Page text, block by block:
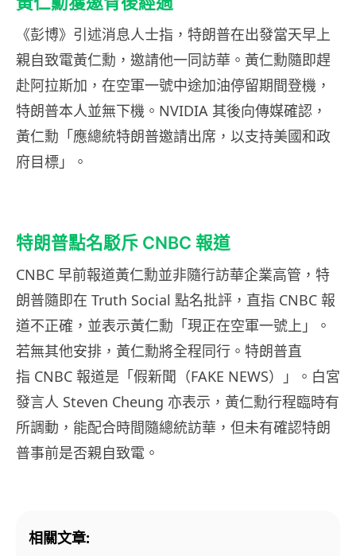
《彭博》引述消息人士指，特朗普在出發當天早上
親自致電黃仁勳，邀請他一同訪華。黃仁勳隨即趕
赴阿拉斯加，在空軍一號中途加油停留期間登機，
特朗普本人並無下機。NVIDIA 其後向傳媒確認，
黃仁勳「應總統特朗普邀請出席，以支持美國和政
府目標」。
特朗普點名駁斥 CNBC 報道
CNBC 早前報道黃仁勳並非隨行訪華企業高管，特
朗普隨即在 Truth Social 點名批評，直指 CNBC 報
道不正確，並表示黃仁勳「現正在空軍一號上」。
若無其他安排，黃仁勳將全程同行。特朗普直
指 CNBC 報道是「假新聞（FAKE NEWS）」。白宮
發言人 Steven Cheung 亦表示，黃仁勳行程臨時有
所調動，能配合時間隨總統訪華，但未有確認特朗
普事前是否親自致電。
相關文章: